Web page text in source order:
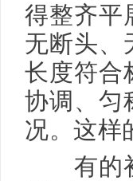
得整齐平
无断头、
长度符合
协调、匀
况。这样
有的初